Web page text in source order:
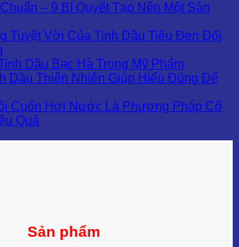
– 9 Bí Quyết Tạo Nên Một Sản
Tuyệt Vời Của Tinh Dầu Tiêu Đen Đối
Dầu Bạc Hà Trong Mỹ Phẩm
Dầu Thiên Nhiên Giúp Hiểu Đúng Để
Cuốn Hơi Nước Là Phương Pháp Cổ
Quả
Sản phẩm